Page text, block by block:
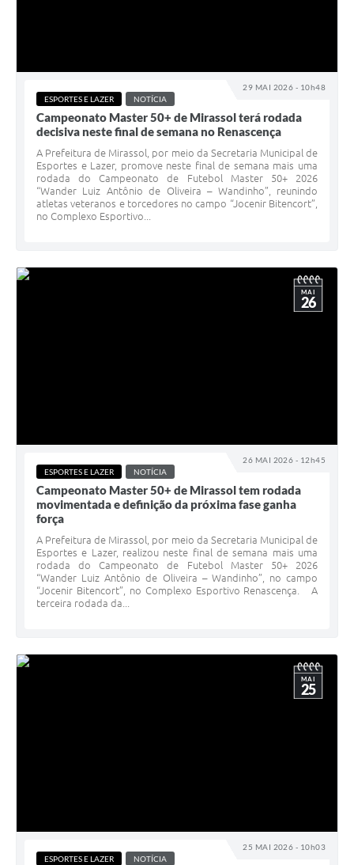
29 MAI 2026 - 10h48
ESPORTES E LAZER
NOTÍCIA
Campeonato Master 50+ de Mirassol terá rodada
decisiva neste final de semana no Renascença
A Prefeitura de Mirassol, por meio da Secretaria Municipal de
Esportes e Lazer, promove neste final de semana mais uma
rodada do Campeonato de Futebol Master 50+ 2026
“Wander Luiz Antônio de Oliveira – Wandinho”, reunindo
atletas veteranos e torcedores no campo “Jocenir Bitencort”,
no Complexo Esportivo...
26 MAI 2026 - 12h45
MAI
26
ESPORTES E LAZER NOTÍCIA
Campeonato Master 50+ de Mirassol tem rodada
movimentada e definição da próxima fase ganha
força
A Prefeitura de Mirassol, por meio da Secretaria Municipal de
Esportes e Lazer, realizou neste final de semana mais uma
rodada do Campeonato de Futebol Master 50+ 2026
“Wander Luiz Antônio de Oliveira – Wandinho”, no campo
“Jocenir Bitencort”, no Complexo Esportivo Renascença. A
terceira rodada da...
25 MAI 2026 - 10h03
MAI
25
ESPORTES E LAZER NOTÍCIA